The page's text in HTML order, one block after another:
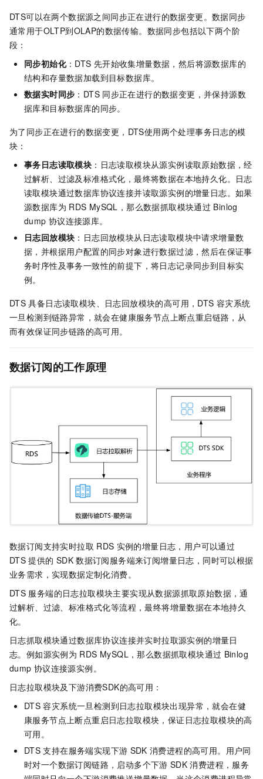
DTS可以在两个数据源之间同步正在进行的数据变更。数据同步
通常用于OLTP到OLAP的数据传输。数据同步包括以下两个阶
段：
同步初始化：DTS 先开始收集增量数据，然后将源数据库的
结构和存量数据加载到目标数据库。
数据实时同步 ：DTS 同步正在进行的数据变更，并保持源数
据库和目标数据库的同步。
为了同步正在进行的数据变更，DTS使用两个处理事务日志的模
块：
事务日志读取模块 ：日志读取模块从源实例读取原始数据，经
过解析、过滤及标准格式化，最终将数据在本地持久化。日志
读取模块通过数据库协议连接并读取源实例的增量日志。如果
源数据库为 RDS MySQL，那么数据抓取模块通过 Binlog
dump 协议连接源库。
日志回放模块 ：日志回放模块从日志读取模块中请求增量数
据，并根据用户配置的同步对象进行数据过滤，然后在保证事
务时序性及事务一致性的前提下，将日志记录同步到目标实
例。
DTS 具备日志读取模块、日志回放模块的高可用，DTS 容灾系统
一旦检测到链路异常，就会在健康服务节点上断点重启链路，从
而有效保证同步链路的高可用。
数据订阅的工作原理
数据订阅支持实时拉取 RDS 实例的增量日志，用户可以通过
DTS 提供的 SDK 数据订阅服务端来订阅增量日志，同时可以根据
业务需求，实现数据定制化消费。
DTS 服务端的日志拉取模块主要实现从数据源抓取原始数据，通
过解析、过滤、标准格式化等流程，最终将增量数据在本地持久
化。
日志抓取模块通过数据库协议连接并实时拉取源实例的增量日
志。例如源实例为 RDS MySQL，那么数据抓取模块通过 Binlog
dump 协议连接源实例。
日志拉取模块及下游消费SDK的高可用：
DTS 容灾系统一旦检测到日志拉取模块出现异常，就会在健
康服务节点上断点重启日志拉取模块，保证日志拉取模块的高
可用。
DTS 支持在服务端实现下游 SDK 消费进程的高可用。用户同
时对一个数据订阅链路，启动多个下游 SDK 消费进程，服务